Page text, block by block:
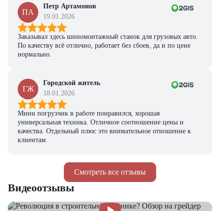
Смотреть все отзывы
ПА
Петр Артамонов
19.01.2026
Заказывал здесь шиномонтажный станок для грузовых авто.
По качеству всё отлично, работает без сбоев, да и по цене
нормально.
ГЖ
Городской житель
18.01.2026
Мини погрузчик в работе понравился, хорошая
универсальная техника. Отличное соотношение цены и
качества. Отдельный плюс это внимательное отношение к
клиентам.
Видеоотзывы